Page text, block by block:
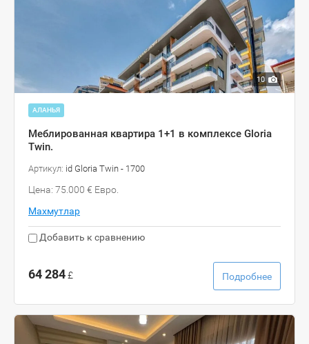
10
АЛАНЬЯ
Меблированная квартира 1+1 в комплексе Gloria
Twin.
Артикул: id Gloria Twin - 1700
Цена: 75.000 € Евро.
Махмутлар
Добавить к сравнению
64 284£ Подробнее